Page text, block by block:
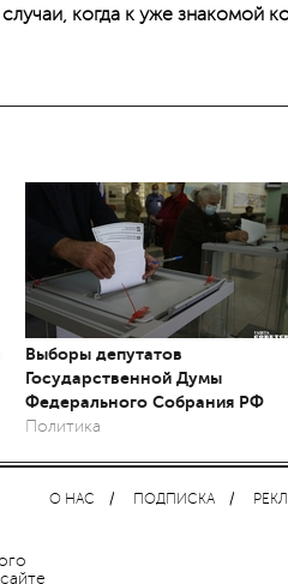
когда к уже знакомой
Выборы депутатов
Государственной Думы
Федерального Собрания РФ
Политика
О НАС ПОДПИСКА